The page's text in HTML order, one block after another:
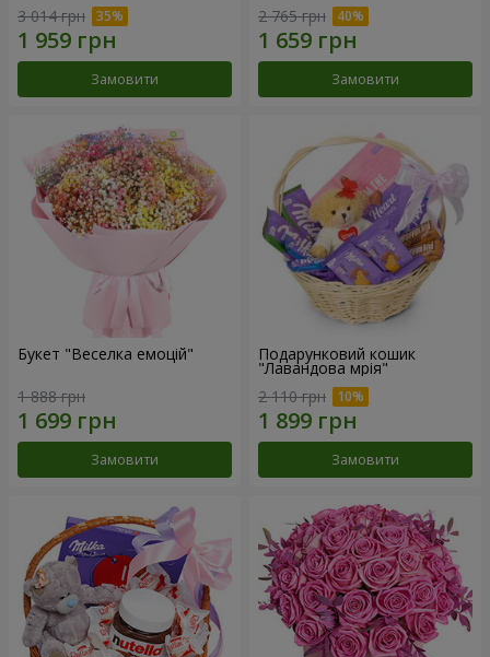
3 014 грн
Замовити
2 765 грн
Замовити
Букет "Веселка емоцій"
1 888 грн
Замовити
Подарунковий кошик
"Лавандова мрія"
2 110 грн
Замовити